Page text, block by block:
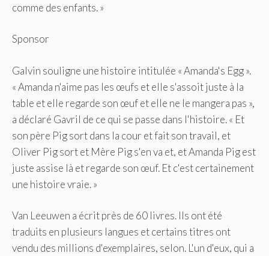
comme des enfants. »
Sponsor
Galvin souligne une histoire intitulée « Amanda's Egg ».
« Amanda n'aime pas les œufs et elle s'assoit juste à la
table et elle regarde son œuf et elle ne le mangera pas »,
a déclaré Gavril de ce qui se passe dans l'histoire. « Et
son père Pig sort dans la cour et fait son travail, et
Oliver Pig sort et Mère Pig s'en va et, et Amanda Pig est
juste assise là et regarde son œuf. Et c'est certainement
une histoire vraie. »
Van Leeuwen a écrit près de 60 livres. Ils ont été
traduits en plusieurs langues et certains titres ont
vendu des millions d'exemplaires, selon. L'un d'eux, qui a